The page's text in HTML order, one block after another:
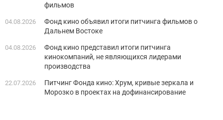
фильмов
04.08.2026
Фонд кино объявил итоги питчинга фильмов о
Дальнем Востоке
04.08.2026
Фонд кино представил итоги питчинга
кинокомпаний, не являющихся лидерами
производства
22.07.2026
Питчинг Фонда кино: Хрум, кривые зеркала и
Морозко в проектах на дофинансирование